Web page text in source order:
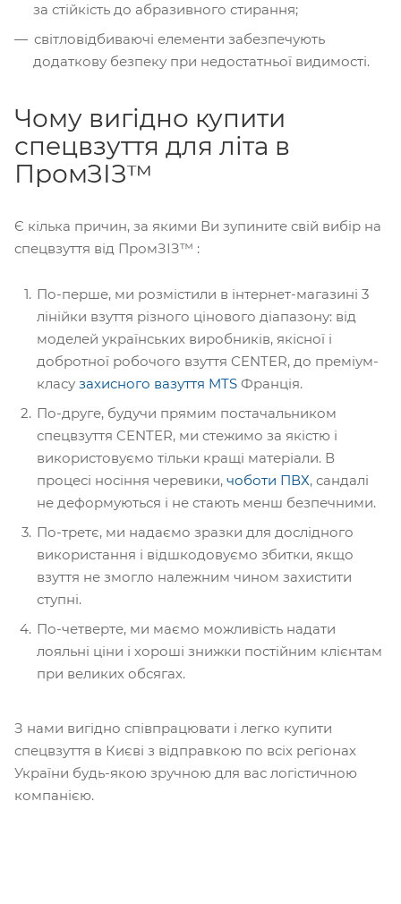
за стійкість до абразивного стирання;
світловідбиваючі елементи забезпечують
додаткову безпеку при недостатньої видимості.
Чому вигідно купити
спецвзуття для літа в
ПромЗІЗ™
Є кілька причин, за якими Ви зупините свій вибір на
спецвзуття від ПромЗІЗ™ :
По-перше, ми розмістили в інтернет-магазині 3
лінійки взуття різного цінового діапазону: від
моделей українських виробників, якісної і
добротної робочого взуття CENTER, до преміум-
класу захисного вазуття MTS Франція.
По-друге, будучи прямим постачальником
спецвзуття CENTER, ми стежимо за якістю і
використовуємо тільки кращі матеріали. В
процесі носіння черевики, чоботи ПВХ, сандалі
не деформуються і не стають менш безпечними.
По-третє, ми надаємо зразки для дослідного
використання і відшкодовуємо збитки, якщо
взуття не змогло належним чином захистити
ступні.
По-четверте, ми маємо можливість надати
лояльні ціни і хороші знижки постійним клієнтам
при великих обсягах.
З нами вигідно співпрацювати і легко купити
спецвзуття в Києві з відправкою по всіх регіонах
України будь-якою зручною для вас логістичною
компанією.